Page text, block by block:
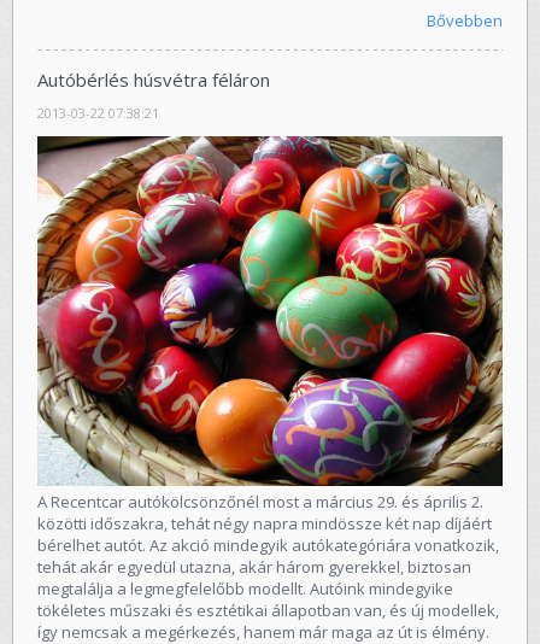
Bővebben
Autóbérlés húsvétra féláron
2013-03-22 07:38:21
A Recentcar autókölcsönzőnél most a március 29. és április 2.
közötti időszakra, tehát négy napra mindössze két nap díjáért
bérelhet autót. Az akció mindegyik autókategóriára vonatkozik,
tehát akár egyedül utazna, akár három gyerekkel, biztosan
megtalálja a legmegfelelőbb modellt. Autóink mindegyike
tökéletes műszaki és esztétikai állapotban van, és új modellek,
így nemcsak a megérkezés, hanem már maga az út is élmény.